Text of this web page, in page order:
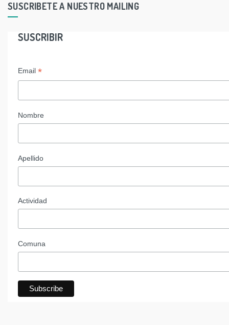
SUSCRIBETE A NUESTRO MAILING
SUSCRIBIR
Email *
Nombre
Apellido
Actividad
Comuna